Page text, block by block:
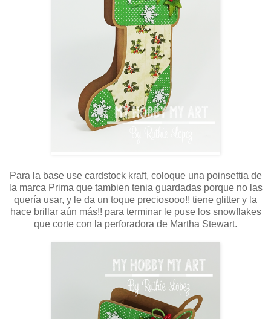
Para la base use cardstock kraft, coloque una poinsettia de
la marca Prima que tambien tenia guardadas porque no las
quería usar, y le da un toque preciosooo!! tiene glitter y la
hace brillar aún más!! para terminar le puse los snowflakes
que corte con la perforadora de Martha Stewart.